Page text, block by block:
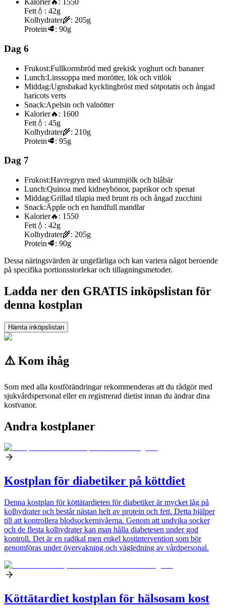
Kalorier🔥: 1550
Fett 💧: 42g
Kolhydrater🌾: 205g
Protein🥩: 90g
Dag 6
Frukost:Fullkornsbröd med grekisk yoghurt och bananer
Lunch:Linssoppa med morötter, lök och vitlök
Middag:Ugnsbakad kycklingbröst med sötpotatis och ångad
haricots verts
Snack:Apelsin och valnötter
Kalorier🔥: 1600
Fett 💧: 45g
Kolhydrater🌾: 210g
Protein🥩: 95g
Dag 7
Frukost:Havregryn med skummjölk och blåbär
Lunch:Quinoa med kidneybönor, paprikor och spenat
Middag:Grillad tilapia med brunt ris och ångad zucchini
Snack:Äpple och en handfull mandlar
Kalorier🔥: 1550
Fett 💧: 42g
Kolhydrater🌾: 205g
Protein🥩: 90g
Dessa näringsvärden är ungefärliga och kan variera något beroende
på specifika portionsstorlekar och tillagningsmetoder.
Ladda ner den GRATIS inköpslistan för
denna kostplan
Hämta inköpslistan
⚠️ Kom ihåg
Som med alla kostförändringar rekommenderas att du rådgör med
sjukvårdspersonal eller en registrerad dietist innan du ändrar dina
kostvanor.
Andra kostplaner
Kostplan för diabetiker på köttdiet
Denna kostplan för köttätardieten för diabetiker är mycket låg på
kolhydrater och består nästan helt av protein och fett. Detta hjälper
till att kontrollera blodsockernivåerna. Genom att undvika socker
och de flesta kolhydrater kan man hålla diabetesen under god
kontroll. Det är en radikal men enkel kostintervention som bör
genomföras under övervakning och vägledning av vårdpersonal.
Köttätardiet kostplan för hälsosam kost